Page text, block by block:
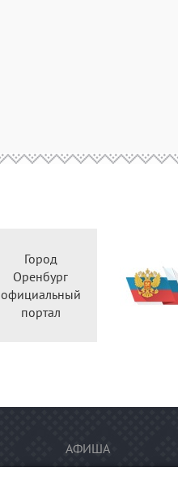
Город
Оренбург
официальный
портал
АФИША